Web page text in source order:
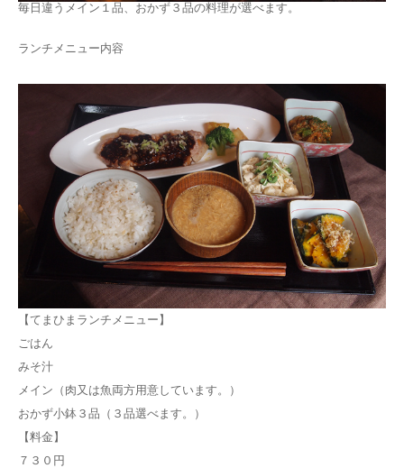
毎日違うメイン１品、おかず３品の料理が選べます。
ランチメニュー内容
【てまひまランチメニュー】
ごはん
みそ汁
メイン（肉又は魚両方用意しています。）
おかず小鉢３品（３品選べます。）
【料金】
７３０円